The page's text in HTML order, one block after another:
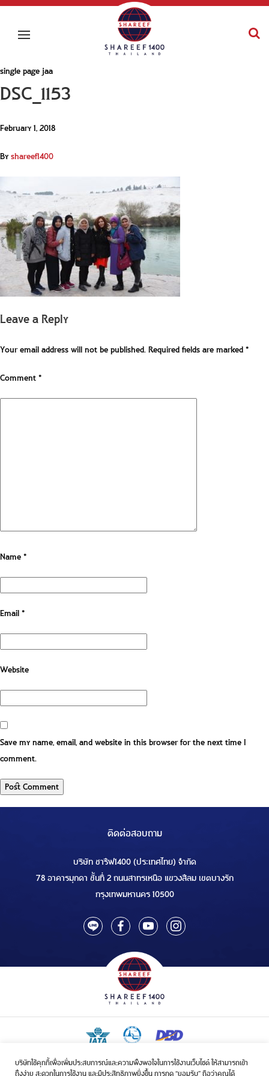
บริษัทใช้คุกกี้เพื่อเพิ่มประสบการณ์และความพึงพอใจในการใช้งานเว็บไซต์ ให้สามารถเข้า
ถึงง่าย สะดวกในการใช้งาน และมีประสิทธิภาพยิ่งขึ้น การกด “ยอมรับ” ถือว่าคุณได้
single page jaa
DSC_1153
February 1, 2018
Byshareef1400
Leave a Reply
Your email address will not be published.Required fields are marked*
Comment*
Name*
Email*
Website
Save my name, email, and website in this browser for the next time I
comment.
ติดต่อสอบถาม
บริษัท ชารีฟ1400 (ประเทศไทย) จำกัด
78 อาคารมุกดา ชั้นที่ 2 ถนนสาทรเหนือ แขวงสีลม เขตบางรัก
กรุงเทพมหานคร 10500
ใบอนุญาตเป็นผู้ประกอบกิจการรับจัดบริการขนส่งในกิจการฮัจย์เลขที่ 1/2568